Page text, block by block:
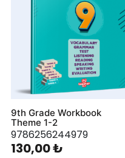
9th Grade Workbook
Theme 1-2
9786256244979
130,00 ₺